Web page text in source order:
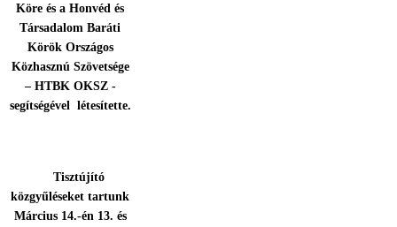
Köre és a Honvéd és
Társadalom Baráti
Körök Országos
Közhasznú Szövetsége
– HTBK OKSZ -
segítségével létesítette.
Tisztújító
közgyűléseket tartunk
Március 14.-én 13. és